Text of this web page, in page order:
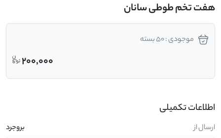
هفت تخم طوطی سانان
موجودی : 50 بسته
200,000
اطلاعات تکمیلی
ارسال از بروجرد